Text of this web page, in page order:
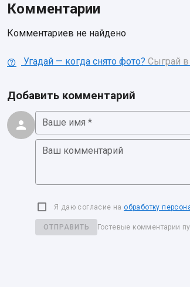
Комментарии
Комментариев не найдено
Угадай — когда снято фото? Сыграй в
Добавить комментарий
Ваше имя *
Ваш комментарий
Я даю согласие на обработку
ОТПРАВИТЬ Гостевые комментарии